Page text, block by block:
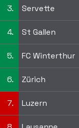
3. Servette
4. St Gallen
5. FC Winterthur
6. Zürich
7. Luzern